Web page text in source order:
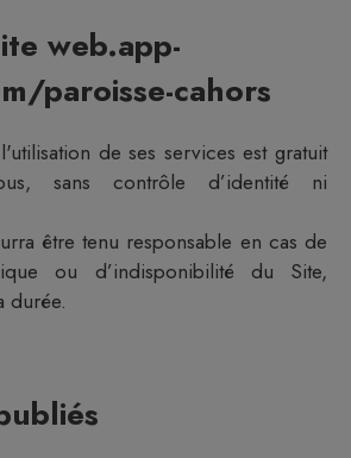
web.app-
paroisse-cahors
de ses services est gratuit
sans contrôle d’identité ni
être tenu responsable en cas de
ou d’indisponibilité du Site,
durée.